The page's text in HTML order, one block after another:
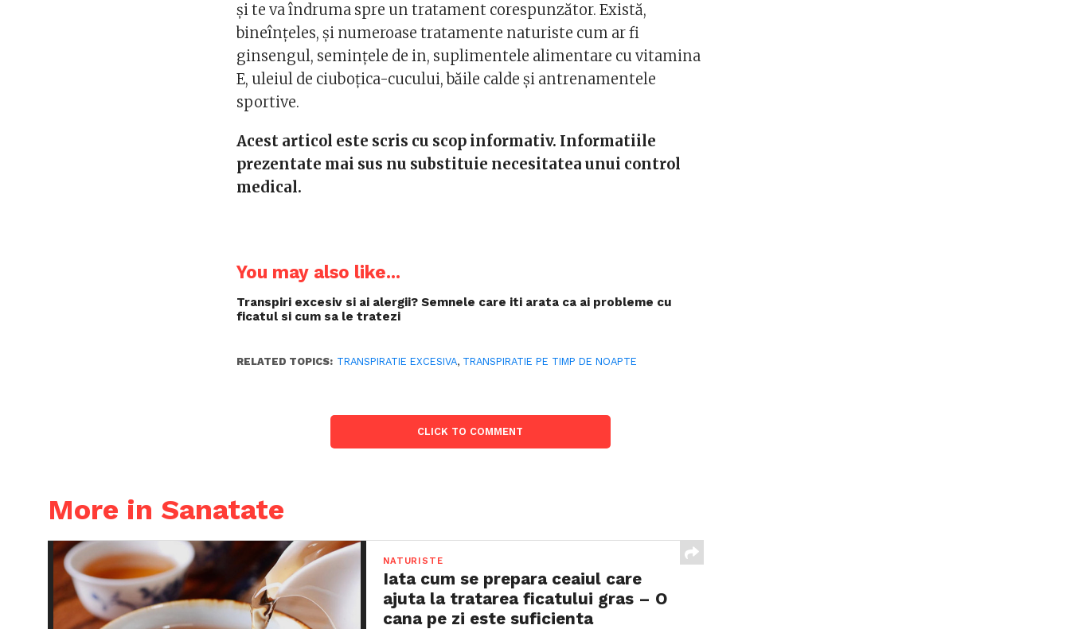
și te va îndruma spre un tratament corespunzător. Există,
bineînțeles, și numeroase tratamente naturiste cum ar fi
ginsengul, semințele de in, suplimentele alimentare cu vitamina
E, uleiul de ciuboțica-cucului, băile calde și antrenamentele
sportive.
Acest articol este scris cu scop informativ. Informatiile
prezentate mai sus nu substituie necesitatea unui control
medical.
You may also like...
Transpiri excesiv si ai alergii? Semnele care iti arata ca ai probleme cu
ficatul si cum sa le tratezi
RELATED TOPICS: TRANSPIRATIE EXCESIVA, TRANSPIRATIE PE TIMP DE NOAPTE
CLICK TO COMMENT
More in Sanatate
NATURISTE
Iata cum se prepara ceaiul care
ajuta la tratarea ficatului gras – O
cana pe zi este suficienta